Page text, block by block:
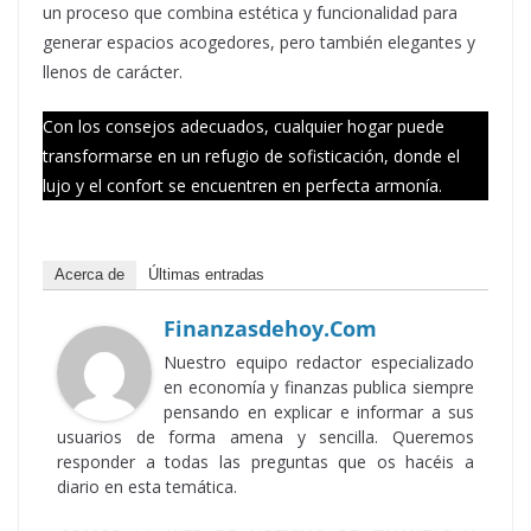
un proceso que combina estética y funcionalidad para
generar espacios acogedores, pero también elegantes y
llenos de carácter.
Con los consejos adecuados, cualquier hogar puede
transformarse en un refugio de sofisticación, donde el
lujo y el confort se encuentren en perfecta armonía.
Acerca de Últimas entradas
Finanzasdehoy.com
Nuestro equipo redactor especializado
en economía y finanzas publica siempre
pensando en explicar e informar a sus
usuarios de forma amena y sencilla. Queremos
responder a todas las preguntas que os hacéis a
diario en esta temática.